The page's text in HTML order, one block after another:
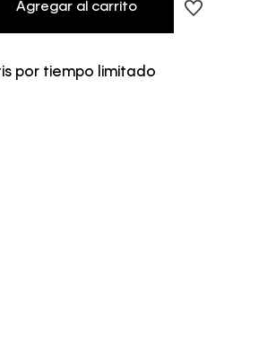
Agregar al carrito
por tiempo limitado